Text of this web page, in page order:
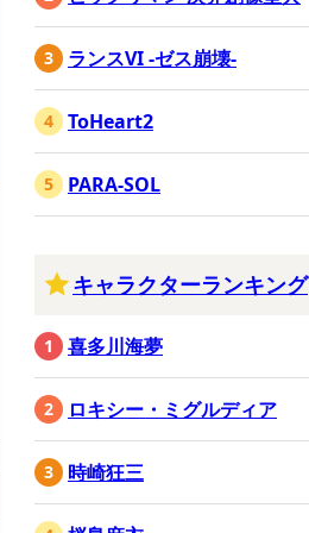
ランスVI -ゼス崩壊-
ToHeart2
PARA-SOL
キャラクターランキング
喜多川海夢
ロキシー・ミグルディア
時崎狂三